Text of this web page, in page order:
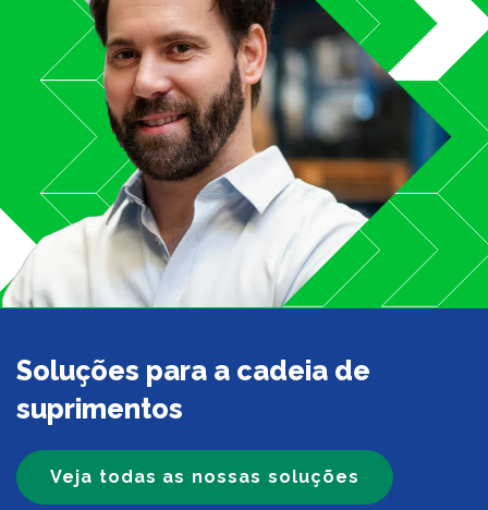
Soluções para a cadeia de
suprimentos
Veja todas as nossas soluções